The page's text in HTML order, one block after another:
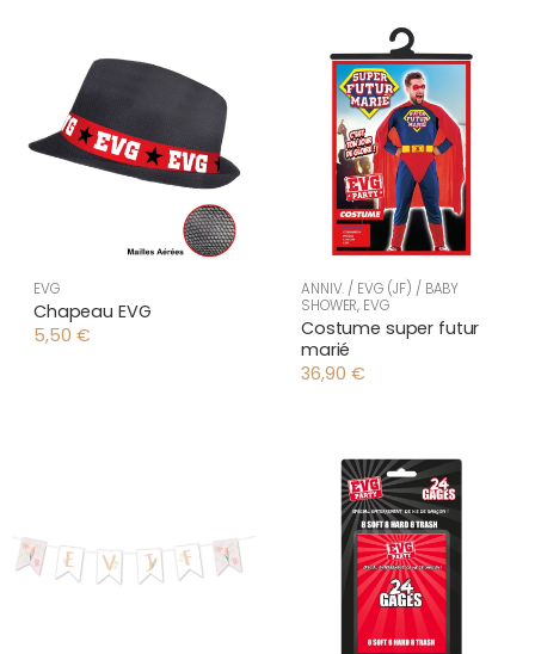
EVG
Chapeau EVG
5,50 €
ANNIV. / EVG (JF) / BABY
SHOWER, EVG
Costume super futur
marié
36,90 €